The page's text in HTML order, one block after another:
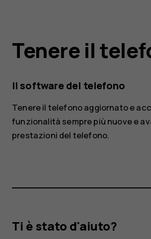
Tenere il
Il software del telefono
Tenere il telefono aggiornato e
funzionalità sempre più nuove e
prestazioni del telefono.
Ti è stato d'aiuto?